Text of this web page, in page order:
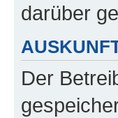
darüber
Der